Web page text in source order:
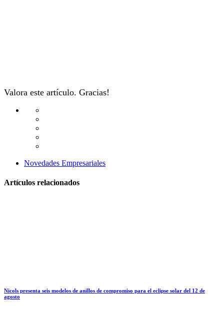
Valora este artículo. Gracias!
Novedades Empresariales
Artículos relacionados
Nicols presenta seis modelos de anillos de compromiso para el eclipse solar del 12 de
agosto